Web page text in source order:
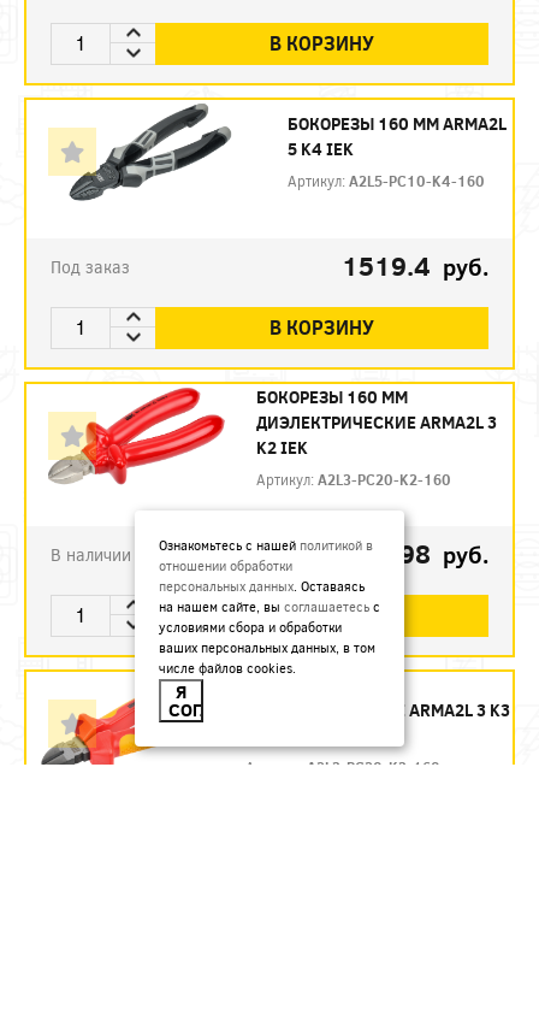
В КОРЗИНУ
БОКОРЕЗЫ 160 ММ ARMA2L
5 K4 IEK
Артикул:A2L5-PC10-K4-160
Под заказ 1519.4 руб.
В КОРЗИНУ
БОКОРЕЗЫ 160 ММ
ДИЭЛЕКТРИЧЕСКИЕ ARMA2L 3
K2 IEK
Артикул:A2L3-PC20-K2-160
В наличии 792.98 руб.
В КОРЗИНУ
ДИЭЛЕКТРИЧЕСКИЕ ARMA2L 3 K3
Артикул: A2L3-PC20-K3-160
Ознакомьтесь с нашей политикой в
отношении обработки
персональных данных. Оставаясь
на нашем сайте, вы соглашаетесь с
условиями сбора и обработки
ваших персональных данных, в том
числе файлов cookies.
Я
СОГЛАСЕН